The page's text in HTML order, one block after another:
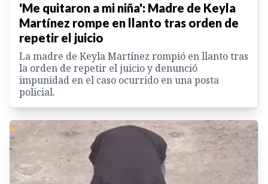
'Me quitaron a mi niña': Madre de Keyla
Martínez rompe en llanto tras orden de
repetir el juicio
La madre de Keyla Martínez rompió en llanto tras
la orden de repetir el juicio y denunció
impunidad en el caso ocurrido en una posta
policial.